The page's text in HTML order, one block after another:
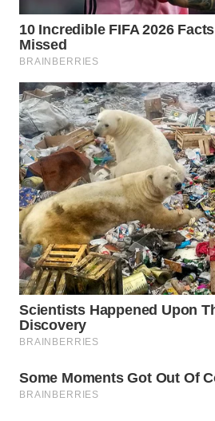
PADANG
LAWAS
WN
SUMEDANG
WN
CIANJUR
WN
KEPULAUAN
SERIBU
WN
TANGERANG
WN
WN